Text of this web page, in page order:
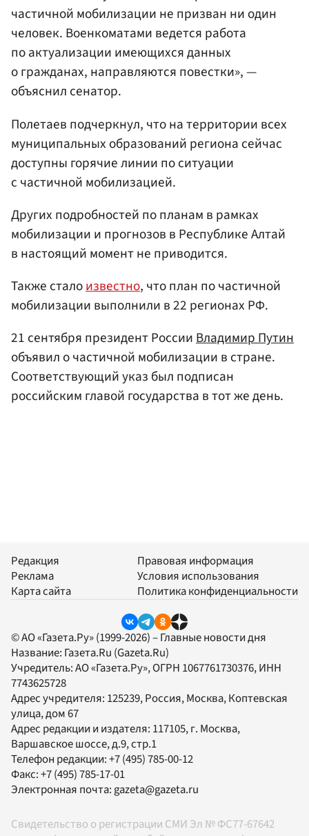
частичной мобилизации не призван ни один
человек. Военкоматами ведется работа
по актуализации имеющихся данных
о гражданах, направляются повестки», —
объяснил сенатор.
Полетаев подчеркнул, что на территории всех
муниципальных образований региона сейчас
доступны горячие линии по ситуации
с частичной мобилизацией.
Других подробностей по планам в рамках
мобилизации и прогнозов в Республике Алтай
в настоящий момент не приводится.
Также сталоизвестно, что план по частичной
мобилизации выполнили в 22 регионах РФ.
21 сентября президент РоссииВладимир Путин
объявил о частичной мобилизации в стране.
Соответствующий указ был подписан
российским главой государства в тот же день.
Редакция
Реклама
Карта сайта
Правовая информация
Условия использования
Политика конфиденциальности
© АО «Газета.Ру» (1999-2026) – Главные новости дня
Название: Газета.Ru (Gazeta.Ru)
Учредитель:АО «Газета.Ру», ОГРН 1067761730376, ИНН
7743625728
Адрес учредителя: 125239, Россия, Москва, Коптевская
улица, дом 67
Адрес редакции и издателя: 117105, г. Москва,
Варшавское шоссе, д.9, стр.1
Телефон редакции:+7 (495) 785-00-12
Факс:+7 (495) 785-17-01
Электронная почта: gazeta@gazeta.ru
Свидетельство о регистрации СМИ Эл № ФС77-67642